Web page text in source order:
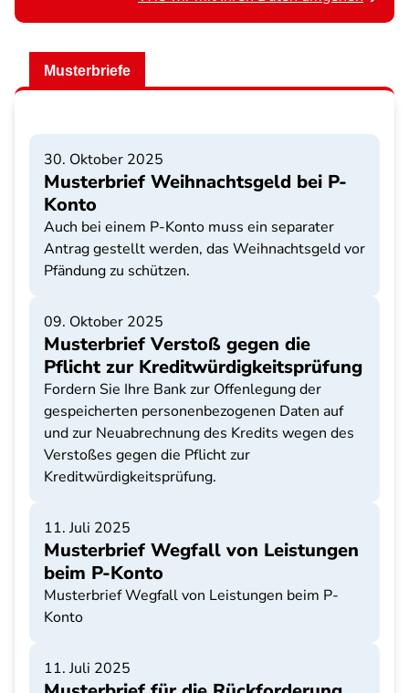
Musterbriefe
30. Oktober 2025
Musterbrief Weihnachtsgeld bei P-
Konto
Auch bei einem P-Konto muss ein separater
Antrag gestellt werden, das Weihnachtsgeld vor
Pfändung zu schützen.
09. Oktober 2025
Musterbrief Verstoß gegen die
Pflicht zur Kreditwürdigkeitsprüfung
Fordern Sie Ihre Bank zur Offenlegung der
gespeicherten personenbezogenen Daten auf
und zur Neuabrechnung des Kredits wegen des
Verstoßes gegen die Pflicht zur
Kreditwürdigkeitsprüfung.
11. Juli 2025
Musterbrief Wegfall von Leistungen
beim P-Konto
Musterbrief Wegfall von Leistungen beim P-
Konto
11. Juli 2025